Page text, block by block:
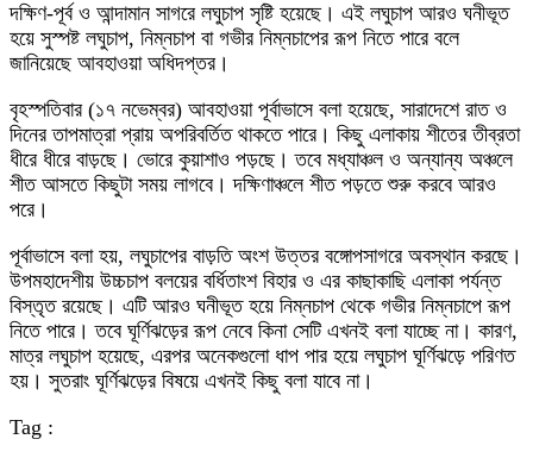
দক্ষিণ-পূর্ব ও আন্দামান সাগরে লঘুচাপ সৃষ্টি হয়েছে। এই লঘুচাপ আরও ঘনীভূত
হয়ে সুস্পষ্ট লঘুচাপ, নিম্নচাপ বা গভীর নিম্নচাপের রূপ নিতে পারে বলে
জানিয়েছে আবহাওয়া অধিদপ্তর।
বৃহস্পতিবার (১৭ নভেম্বর) আবহাওয়া পূর্বাভাসে বলা হয়েছে, সারাদেশে রাত ও
দিনের তাপমাত্রা প্রায় অপরিবর্তিত থাকতে পারে। কিছু এলাকায় শীতের তীব্রতা
ধীরে ধীরে বাড়ছে। ভোরে কুয়াশাও পড়ছে। তবে মধ্যাঞ্চল ও অন্যান্য অঞ্চলে
শীত আসতে কিছুটা সময় লাগবে। দক্ষিণাঞ্চলে শীত পড়তে শুরু করবে আরও
পরে।
পূর্বাভাসে বলা হয়, লঘুচাপের বাড়তি অংশ উত্তর বঙ্গোপসাগরে অবস্থান করছে।
উপমহাদেশীয় উচ্চচাপ বলয়ের বর্ধিতাংশ বিহার ও এর কাছাকাছি এলাকা পর্যন্ত
বিস্তৃত রয়েছে। এটি আরও ঘনীভূত হয়ে নিম্নচাপ থেকে গভীর নিম্নচাপে রূপ
নিতে পারে। তবে ঘূর্ণিঝড়ের রূপ নেবে কিনা সেটি এখনই বলা যাচ্ছে না। কারণ,
মাত্র লঘুচাপ হয়েছে, এরপর অনেকগুলো ধাপ পার হয়ে লঘুচাপ ঘূর্ণিঝড়ে পরিণত
হয়। সুতরাং ঘূর্ণিঝড়ের বিষয়ে এখনই কিছু বলা যাবে না।
Tag :